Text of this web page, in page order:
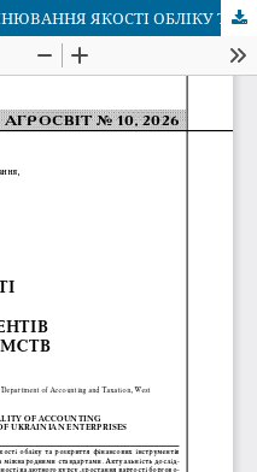
МЕТОДИЧНИЙ ПІДХІД ДО ОЦІНЮВАННЯ ЯКОСТІ ОБЛІКУ ТА РОЗКРИТТЯ ФІНАНСОВИХ ІНСТРУМЕНТІВ УКРАЇНСЬКИХ ПІДПРИЄМСТВ